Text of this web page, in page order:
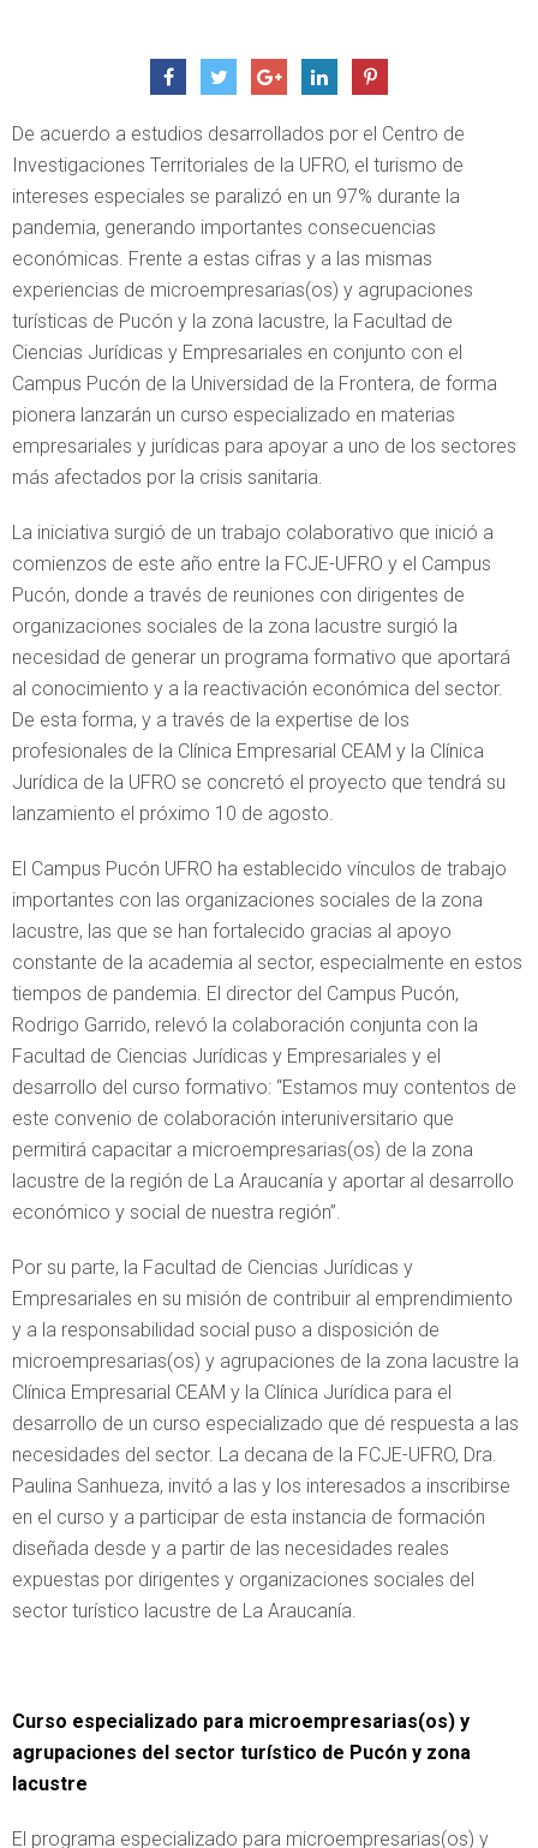
De acuerdo a estudios desarrollados por el Centro de
Investigaciones Territoriales de la UFRO, el turismo de
intereses especiales se paralizó en un 97% durante la
pandemia, generando importantes consecuencias
económicas. Frente a estas cifras y a las mismas
experiencias de microempresarias(os) y agrupaciones
turísticas de Pucón y la zona lacustre, la Facultad de
Ciencias Jurídicas y Empresariales en conjunto con el
Campus Pucón de la Universidad de la Frontera, de forma
pionera lanzarán un curso especializado en materias
empresariales y jurídicas para apoyar a uno de los sectores
más afectados por la crisis sanitaria.
La iniciativa surgió de un trabajo colaborativo que inició a
comienzos de este año entre la FCJE-UFRO y el Campus
Pucón, donde a través de reuniones con dirigentes de
organizaciones sociales de la zona lacustre surgió la
necesidad de generar un programa formativo que aportará
al conocimiento y a la reactivación económica del sector.
De esta forma, y a través de la expertise de los
profesionales de la Clínica Empresarial CEAM y la Clínica
Jurídica de la UFRO se concretó el proyecto que tendrá su
lanzamiento el próximo 10 de agosto.
El Campus Pucón UFRO ha establecido vínculos de trabajo
importantes con las organizaciones sociales de la zona
lacustre, las que se han fortalecido gracias al apoyo
constante de la academia al sector, especialmente en estos
tiempos de pandemia. El director del Campus Pucón,
Rodrigo Garrido, relevó la colaboración conjunta con la
Facultad de Ciencias Jurídicas y Empresariales y el
desarrollo del curso formativo: “Estamos muy contentos de
este convenio de colaboración interuniversitario que
permitirá capacitar a microempresarias(os) de la zona
lacustre de la región de La Araucanía y aportar al desarrollo
económico y social de nuestra región”.
Por su parte, la Facultad de Ciencias Jurídicas y
Empresariales en su misión de contribuir al emprendimiento
y a la responsabilidad social puso a disposición de
microempresarias(os) y agrupaciones de la zona lacustre la
Clínica Empresarial CEAM y la Clínica Jurídica para el
desarrollo de un curso especializado que dé respuesta a las
necesidades del sector. La decana de la FCJE-UFRO, Dra.
Paulina Sanhueza, invitó a las y los interesados a inscribirse
en el curso y a participar de esta instancia de formación
diseñada desde y a partir de las necesidades reales
expuestas por dirigentes y organizaciones sociales del
sector turístico lacustre de La Araucanía.
Curso especializado para microempresarias(os) y
agrupaciones del sector turístico de Pucón y zona
lacustre
El programa especializado para microempresarias(os) y